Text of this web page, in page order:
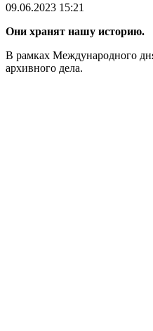
09.06.2023 15:21
Они хранят нашу историю.
В рамках Международного
архивного дела.